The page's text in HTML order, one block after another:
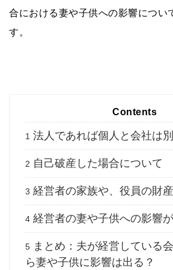
合における妻や子供への影響につい
す。
Contents
1 法人であれば個人と会社は
2 自己破産した場合について
3 経営者の家族や、役員の財
4 経営者の妻や子供への影響
5 まとめ：夫が経営している
ら妻や子供に影響は出る？